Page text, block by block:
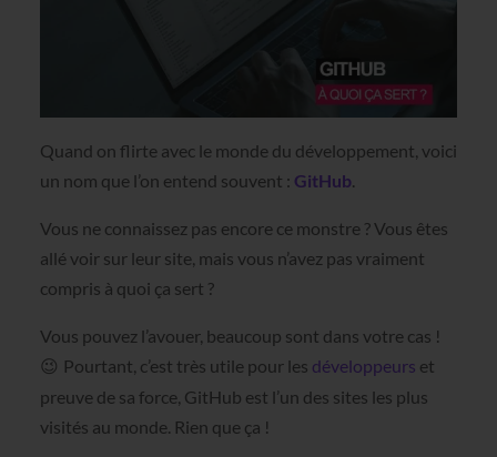
Quand on flirte avec le monde du développement, voici
un nom que l’on entend souvent : GitHub
Vous ne connaissez pas encore ce monstre ? Vous êtes
allé voir sur leur site, mais vous n’avez pas vraiment
compris à quoi ça sert ?
Vous pouvez l’avouer, beaucoup sont dans votre cas !
😉 Pourtant, c’est très utile pour les développeurs et
preuve de sa force, GitHub est l’un des sites les plus
visités au monde. Rien que ça !